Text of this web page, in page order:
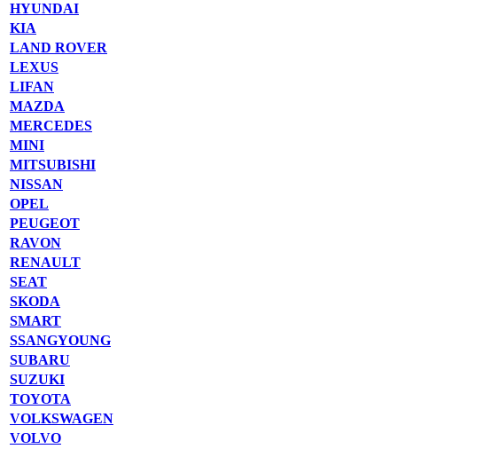
HYUNDAI
KIA
LAND ROVER
LEXUS
LIFAN
MAZDA
MERCEDES
MINI
MITSUBISHI
NISSAN
OPEL
PEUGEOT
RAVON
RENAULT
SEAT
SKODA
SMART
SSANGYOUNG
SUBARU
SUZUKI
TOYOTA
VOLKSWAGEN
VOLVO